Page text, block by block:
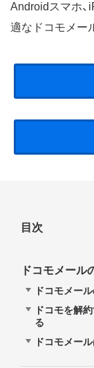
Androidスマホ、
適なドコモメー
目次
ドコモメール
ドコモメー
ドコモを解
る
ドコモメー